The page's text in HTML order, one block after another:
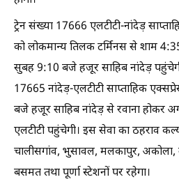
ट्रेन संख्या 17666 एलटीटी-नांदेड़
को लोकमान्य तिलक टर्मिनस से शाम
सुबह 9:10 बजे हजूर साहिब नांदेड़
17665 नांदेड़-एलटीटी साप्ताहिक
बजे हजूर साहिब नांदेड़ से रवाना होकर
एलटीटी पहुंचेगी। इस सेवा का ठहराव
चालीसगांव, भुसावल, मलकापुर, अकोला,
बसमत तथा पूर्णा स्टेशनों पर रहेगा।